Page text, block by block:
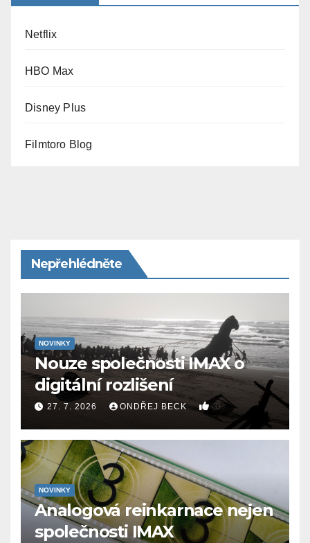
Netflix
HBO Max
Disney Plus
Filmtoro Blog
Nepřehlédněte
NOVINKY
Nouze společnosti IMAX o
digitální rozlišení
27. 7. 2026 ONDŘEJ BECK 0
NOVINKY
Analogová reinkarnace nejen
společnosti IMAX